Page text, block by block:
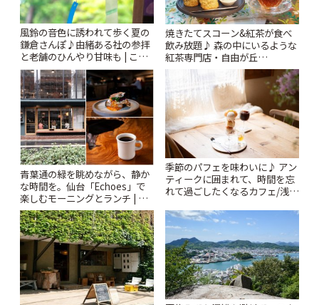
風鈴の音色に誘われて歩く夏の
鎌倉さんぽ♪由緒ある社の参拝
と老舗のひんやり甘味も | こと
りっぷ
焼きたてスコーン&紅茶が食べ
飲み放題♪ 森の中にいるような
紅茶専門店・自由が丘
「YOTSUBA TEA」でのんびり
時間 | ことりっぷ
青葉通の緑を眺めながら、静か
な時間を。仙台「Echoes」で
楽しむモーニングとランチ | こ
とりっぷ
季節のパフェを味わいに♪ アン
ティークに囲まれて、時間を忘
れて過ごしたくなるカフェ/浅草